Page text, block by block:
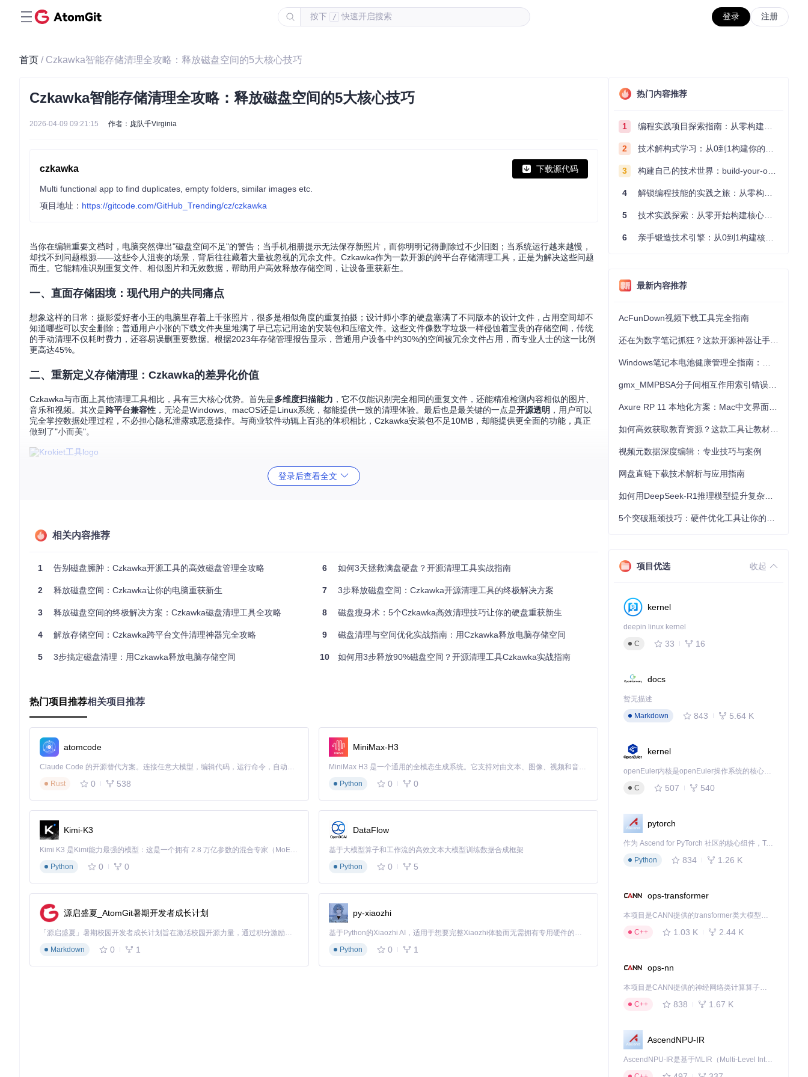
按下 / 快速开启搜索 登录 注册
首页 / Czkawka智能存储清理全攻略：释放磁盘空间的5大核心技巧
Czkawka智能存储清理全攻略：释放磁盘空间的5大核心技巧
2026-04-09 09:21:15 作者：庞队千Virginia
czkawka 下载源代码
Multi functional app to find duplicates, empty folders, similar images etc.
项目地址： https://gitcode.com/GitHub_Trending/cz/czkawka
当你在编辑重要文档时，电脑突然弹出"磁盘空间不足"的警告；当手机相册提示无法保存新照片，而你明明记得删除过不少旧图；当系统运行越来越慢，
却找不到问题根源——这些令人沮丧的场景，背后往往藏着大量被忽视的冗余文件。Czkawka作为一款开源的跨平台存储清理工具，正是为解决这些问题
而生。它能精准识别重复文件、相似图片和无效数据，帮助用户高效释放存储空间，让设备重获新生。
一、直面存储困境：现代用户的共同痛点
想象这样的日常：摄影爱好者小王的电脑里存着上千张照片，很多是相似角度的重复拍摄；设计师小李的硬盘塞满了不同版本的设计文件，占用空间却不
知道哪些可以安全删除；普通用户小张的下载文件夹里堆满了早已忘记用途的安装包和压缩文件。这些文件像数字垃圾一样侵蚀着宝贵的存储空间，传统
的手动清理不仅耗时费力，还容易误删重要数据。根据2023年存储管理报告显示，普通用户设备中约30%的空间被冗余文件占用，而专业人士的这一比例
更高达45%。
二、重新定义存储清理：Czkawka的差异化价值
Czkawka与市面上其他清理工具相比，具有三大核心优势。首先是多维度扫描能力 ，它不仅能识别完全相同的重复文件，还能精准检测内容相似的图片、
音乐和视频。其次是跨平台兼容性 ，无论是Windows、macOS还是Linux系统，都能提供一致的清理体验。最后也是最关键的一点是开源透明 ，用户可以
完全掌控数据处理过程，不必担心隐私泄露或恶意操作。与商业软件动辄上百兆的体积相比，Czkawka安装包不足10MB，却能提供更全面的功能，真正
做到了"小而美"。
在开始使用Czkawka前，需要先准备好运行环境。对于macOS用户，打开终端执行以下命令安装必要的开发工具：
看到"已安装"提示后，通过Homebrew进行一键安装：
验证安装是否成功：
⚠️橙色警告：安装过程中请确保网络连接稳定，若遇到依赖问题，可尝试更新Homebrew后重试：
对于Linux用户，可以通过各自发行版的包管理器安装，或从源码编译：
git clone
cd czkawka
在左侧工具栏选择"相似图片"功能
添加图片所在目录，建议先从"图片"文件夹开始
调整相似度阈值（建议初始设为85%）
点击"扫描"按钮，等待分析完成
📌专业术语解释 ：相似度阈值是判断两张图片相似程度的数值，100%表示完全相同，数值越低识别范围越广，可能会包含更多边缘相似的图片。
程序员：开发文件去重策略
对于代码文件较多的开发者，建议使用CLI模式进行精确控制：
登录后查看全文
相关内容推荐
1 告别磁盘臃肿：Czkawka开源工具的高效磁盘管理全攻略
2 释放磁盘空间：Czkawka让你的电脑重获新生
3 释放磁盘空间的终极解决方案：Czkawka磁盘清理工具全攻略
4 解放存储空间：Czkawka跨平台文件清理神器完全攻略
5 3步搞定磁盘清理：用Czkawka释放电脑存储空间
6 如何3天拯救满盘硬盘？开源清理工具实战指南
7 3步释放磁盘空间：Czkawka开源清理工具的终极解决方案
8 磁盘瘦身术：5个Czkawka高效清理技巧让你的硬盘重获新生
9 磁盘清理与空间优化实战指南：用Czkawka释放电脑存储空间
10 如何用3步释放90%磁盘空间？开源清理工具Czkawka实战指南
热门项目推荐相关项目推荐
atomcode
Claude Code 的开源替代方案。连接任意大模型，编辑代码，运行命令，自动验证 — 全自动执行。用 Rust 构建，极致性能。 ｜ An open-source alternative to Claude Code. Connect any LLM, edit code, run commands, and verify changes — autonomously. Built in Rust for speed. Get Started
Rust
0 538
MiniMax-H3
MiniMax H3 是一个通用的全模态生成系统。它支持对由文本、图像、视频和音频组成的多模态上下文进行统一理解，并能生成分辨率高达 2K、时长可达 15 秒的带原生立体声音频的视频。得益于面向任务泛化的系统设计，H3 在预训练阶段就已具备广泛的多模态上下文理解与生成能力，能够出色地执行复杂的多模态指令。
Python
0 0
Kimi-K3
Kimi K3 是Kimi能力最强的模型：这是一个拥有 2.8 万亿参数的混合专家（MoE）模型，具备原生视觉理解能力，并支持 100 万 token 的上下文窗口。
Python
0 0
DataFlow
基于大模型算子和工作流的高效文本大模型训练数据合成框架
Python
0 5
源启盛夏_AtomGit暑期开发者成长计划
「源启盛夏」暑期校园开发者成长计划旨在激活校园开源力量，通过积分激励、认证扶持、资源倾斜等形式，引导高校组织和开发者完成「入驻 — 建项目 — 做贡献 — 获认证 — 得资源」的完整闭环。无论你是想带领社团入驻平台的组织者，还是希望用代码贡献证明自己的开发者，都能在这里找到属于你的成长路径。
Markdown
0 1
py-xiaozhi
基于Python的Xiaozhi AI，适用于想要完整Xiaozhi体验而无需拥有专用硬件的用户。
Python
0 1
热门内容推荐
1 编程实践项目探索指南：从零构建技术能力体系
2 技术解构式学习：从0到1构建你的编程知识体系
3 构建自己的技术世界：build-your-own-x项目的实践探索指南
4 解锁编程技能的实践之旅：从零构建你的技术世界
5 技术实践探索：从零开始构建核心系统的实践指南
6 亲手锻造技术引擎：从0到1构建核心系统的实践指南
最新内容推荐
AcFunDown视频下载工具完全指南
视频元数据深度编辑：专业技巧与案例
网盘直链下载技术解析与应用指南
项目优选 收起
kernel
deepin linux kernel
C
33 16
docs
暂无描述
Markdown
843 5.64 K
kernel
openEuler内核是openEuler操作系统的核心，既是系统性能与稳定性的基石，也是连接处理器、设备与服务的桥梁。
C
507 540
pytorch
作为 Ascend for PyTorch 社区的核心组件，TorchNPU 是昇腾专为 PyTorch 打造的深度学习适配插件，使 PyTorch 框架能够直接调用昇腾 NPU，为开发者提供昇腾 AI 处理器的超强算力。
Python
834 1.26 K
ops-transformer
本项目是CANN提供的transformer类大模型算子库，实现网络在NPU上加速计算。
C++
1.03 K 2.44 K
ops-nn
本项目是CANN提供的神经网络类计算算子库，实现网络在NPU上加速计算。
C++
838 1.67 K
AscendNPU-IR
AscendNPU-IR是基于MLIR（Multi-Level Intermediate Representation）构建的，面向昇腾亲和算子编译时使用的中间表示，提供昇腾完备表达能力，通过编译优化提升昇腾AI处理器计算效率，支持通过生态框架使能昇腾AI处理器与深度调优